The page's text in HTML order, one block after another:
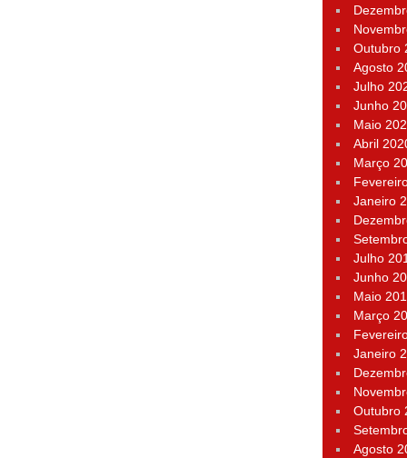
Outubro
Agosto
Julho
Junho
Maio
Abril
Março
Janeiro
Julho
Junho
Maio
Março
Janeiro
Outubro
Agosto